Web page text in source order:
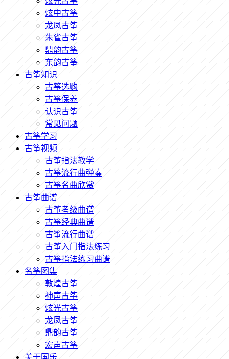
炫中古筝
龙凤古筝
朱雀古筝
鼎韵古筝
东韵古筝
古筝知识
古筝选购
古筝保养
认识古筝
常见问题
古筝学习
古筝视频
古筝指法教学
古筝流行曲弹奏
古筝名曲欣赏
古筝曲谱
古筝考级曲谱
古筝经典曲谱
古筝流行曲谱
古筝入门指法练习
古筝指法练习曲谱
名筝图集
敦煌古筝
神声古筝
炫光古筝
龙凤古筝
鼎韵古筝
宏声古筝
关于国乐